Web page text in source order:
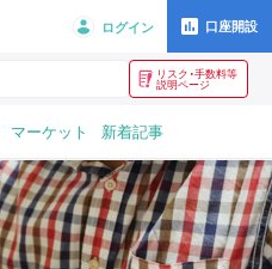
ログイン 口座開設
マーケット 新着記事
リスク・手数料等
説明ページ